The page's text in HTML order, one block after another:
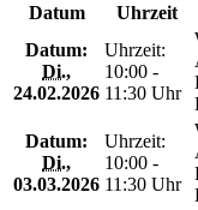
Datum
Uhrzeit
Datum:
Di.,
24.02.2026
Uhrzeit:
10:00 -
11:30 Uhr
Datum:
Di.,
03.03.2026
Uhrzeit:
10:00 -
11:30 Uhr